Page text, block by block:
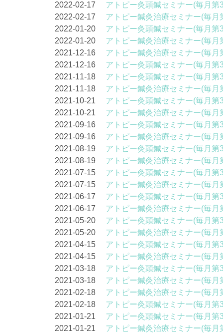
2022-02-17 アトピー灸頭鍼セミナー(毎月第
2022-02-17 アトピー鍼灸治療セミナー(毎月
2022-01-20 アトピー灸頭鍼セミナー(毎月第
2022-01-20 アトピー鍼灸治療セミナー(毎月
2021-12-16 アトピー鍼灸治療セミナー(毎月
2021-12-16 アトピー灸頭鍼セミナー(毎月第
2021-11-18 アトピー灸頭鍼セミナー(毎月第
2021-11-18 アトピー鍼灸治療セミナー(毎月
2021-10-21 アトピー灸頭鍼セミナー(毎月第
2021-10-21 アトピー鍼灸治療セミナー(毎月
2021-09-16 アトピー灸頭鍼セミナー(毎月第
2021-09-16 アトピー鍼灸治療セミナー(毎月
2021-08-19 アトピー灸頭鍼セミナー(毎月第
2021-08-19 アトピー鍼灸治療セミナー(毎月
2021-07-15 アトピー灸頭鍼セミナー(毎月第
2021-07-15 アトピー鍼灸治療セミナー(毎月
2021-06-17 アトピー灸頭鍼セミナー(毎月第
2021-06-17 アトピー鍼灸治療セミナー(毎月
2021-05-20 アトピー灸頭鍼セミナー(毎月第
2021-05-20 アトピー鍼灸治療セミナー(毎月
2021-04-15 アトピー灸頭鍼セミナー(毎月第
2021-04-15 アトピー鍼灸治療セミナー(毎月
2021-03-18 アトピー灸頭鍼セミナー(毎月第
2021-03-18 アトピー鍼灸治療セミナー(毎月
2021-02-18 アトピー鍼灸治療セミナー(毎月
2021-02-18 アトピー灸頭鍼セミナー(毎月第
2021-01-21 アトピー灸頭鍼セミナー(毎月第
2021-01-21 アトピー鍼灸治療セミナー(毎月